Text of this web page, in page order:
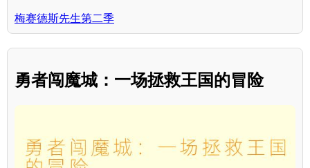
梅赛德斯先生第二季
勇者闯魔城：一场拯救王国的冒险